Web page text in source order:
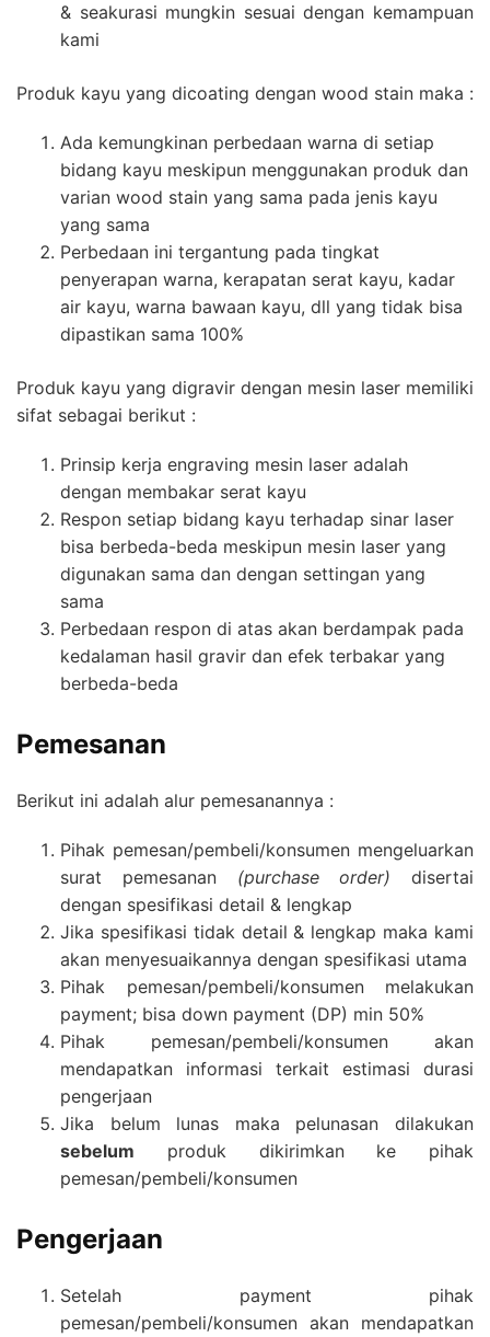
& seakurasi mungkin sesuai dengan kemampuan
kami
Produk kayu yang dicoating dengan wood stain maka :
Ada kemungkinan perbedaan warna di setiap
bidang kayu meskipun menggunakan produk dan
varian wood stain yang sama pada jenis kayu
yang sama
Perbedaan ini tergantung pada tingkat
penyerapan warna, kerapatan serat kayu, kadar
air kayu, warna bawaan kayu, dll yang tidak bisa
dipastikan sama 100%
Produk kayu yang digravir dengan mesin laser memiliki
sifat sebagai berikut :
Prinsip kerja engraving mesin laser adalah
dengan membakar serat kayu
Respon setiap bidang kayu terhadap sinar laser
bisa berbeda-beda meskipun mesin laser yang
digunakan sama dan dengan settingan yang
sama
Perbedaan respon di atas akan berdampak pada
kedalaman hasil gravir dan efek terbakar yang
berbeda-beda
Pemesanan
Berikut ini adalah alur pemesanannya :
Pihak pemesan/pembeli/konsumen mengeluarkan
surat pemesanan (purchase order) disertai
dengan spesifikasi detail & lengkap
Jika spesifikasi tidak detail & lengkap maka kami
akan menyesuaikannya dengan spesifikasi utama
Pihak pemesan/pembeli/konsumen melakukan
payment; bisa down payment (DP) min 50%
Pihak pemesan/pembeli/konsumen akan
mendapatkan informasi terkait estimasi durasi
pengerjaan
Jika belum lunas maka pelunasan dilakukan
sebelum produk dikirimkan ke pihak
pemesan/pembeli/konsumen
Pengerjaan
Setelah payment pihak
pemesan/pembeli/konsumen akan mendapatkan